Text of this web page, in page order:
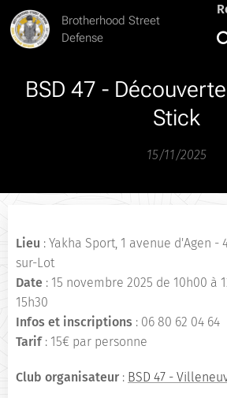
Brotherhood Street
Defense
BSD 47 -
Stick
15/11/2025
Lieu : Yakha Sport, 1 avenue d'Agen -
sur-Lot
Date : 15 novembre 2025 de 10h00 à
15h30
Infos et inscriptions : 06 80 62 04 64
Tarif: 15€ par personne
Club organisateur : BSD 47 -